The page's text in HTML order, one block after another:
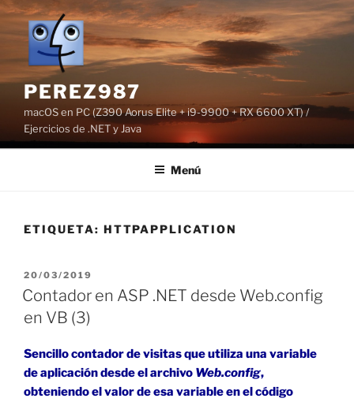
Saltar
contenido
PEREZ987
macOS en PC (Z390 Aorus Elite + i9-9900 + RX 6600 XT) /
Ejercicios de .NET y Java
Menú
ETIQUETA: HTTPAPPLICATION
PUBLICADO
EL
20/03/2019
Contador en ASP .NET desde Web.config
en VB (3)
Sencillo contador de visitas que utiliza una variable
de aplicación desde el archivo Web.config,
obteniendo el valor de esa variable en el código